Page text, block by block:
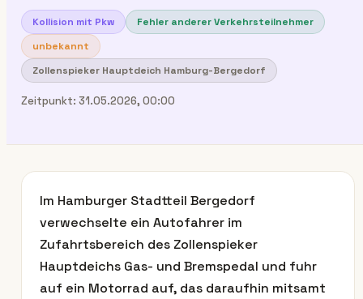
Kollision mit Pkw
Fehler anderer Verkehrsteilnehmer
unbekannt
Zollenspieker Hauptdeich Hamburg-Bergedorf
Zeitpunkt: 31.05.2026, 00:00
Im Hamburger Stadtteil Bergedorf
verwechselte ein Autofahrer im
Zufahrtsbereich des Zollenspieker
Hauptdeichs Gas- und Bremspedal und fuhr
auf ein Motorrad auf, das daraufhin mitsamt